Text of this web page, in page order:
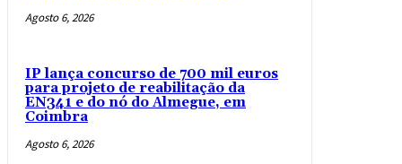
Agosto 6, 2026
IP lança concurso de 700 mil euros
para projeto de reabilitação da
EN341 e do nó do Almegue, em
Coimbra
Agosto 6, 2026